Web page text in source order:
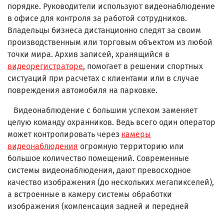
порядке. Руководители используют видеонаблюдение
в офисе для контроля за работой сотрудников.
Владельцы бизнеса дистанционно следят за своим
производственным или торговым объектом из любой
точки мира. Архив записей, хранящийся в
видеорегистраторе, помогает в решении спортных
систуаций при расчетах с клиентами или в случае
повреждения автомобиля на парковке.
Видеонаблюдение с большим успехом заменяет
целую команду охранников. Ведь всего один оператор
может контролировать через камеры
видеонаблюдения огромную территорию или
большое количество помещений. Современные
системы видеонаблюдения, дают превосходное
качество изображения (до нескольких мегапикселей),
а встроенные в камеру системы обработки
изображения (компенсация задней и передней